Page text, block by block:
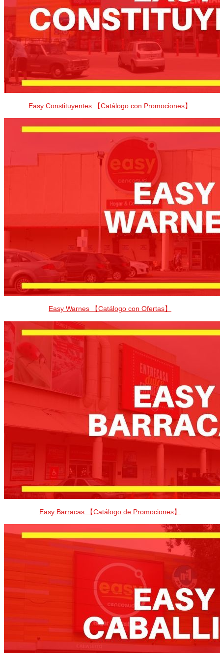
Easy Constituyentes 【Catálogo con Promociones】
Easy Warnes 【Catálogo con Ofertas】
Easy Barracas 【Catálogo de Promociones】